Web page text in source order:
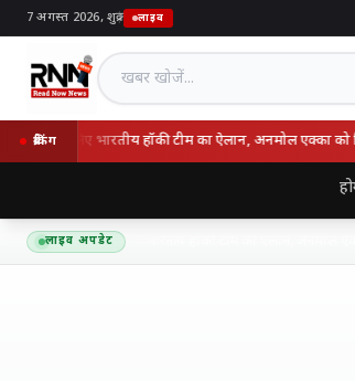
7 अगस्त 2026, शुक्र| लाइव
ब्रेकिंग
के लिए भारतीय हॉकी टीम का ऐलान, अनमोल एक्का को
लाइव अपडेट
कप 2026 के लिए भारतीय हॉकी टीम का ऐलान, अनमोल एक्का